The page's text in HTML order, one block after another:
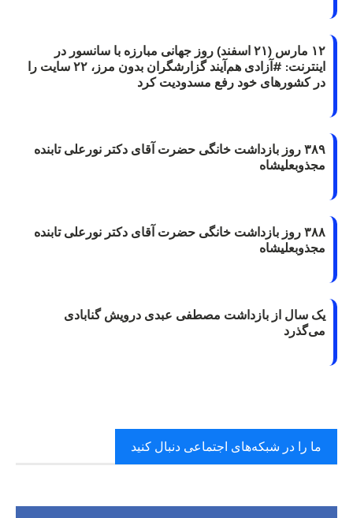
۱۲ مارس (۲۱ اسفند) روز جهانی مبارزه با سانسور در
اینترنت: #آزادی هم‌آیند گزارشگران‌ بدون مرز، ۲۲ سایت را
در کشورهای خود رفع مسدودیت کرد
۳۸۹ روز بازداشت خانگی حضرت آقای دکتر نورعلی تابنده
مجذوبعلیشاه
۳۸۸ روز بازداشت خانگی حضرت آقای دکتر نورعلی تابنده
مجذوبعلیشاه
یک سال از بازداشت مصطفی عبدی درویش گنابادی
می‌گذرد
ما را در شبکه‌های اجتماعی دنبال کنید